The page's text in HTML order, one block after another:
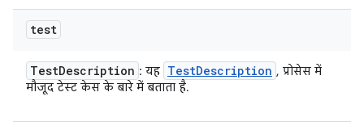
test
TestDescription : यह TestDescription , प्रोसेस में
मौजूद टेस्ट केस के बारे में बताता है.